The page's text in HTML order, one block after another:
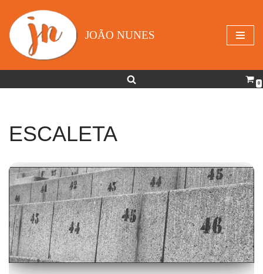
Avançar
para
JOÃO NUNES
0
ESCALETA